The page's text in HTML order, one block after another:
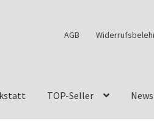
AGB
TOP-Seller News